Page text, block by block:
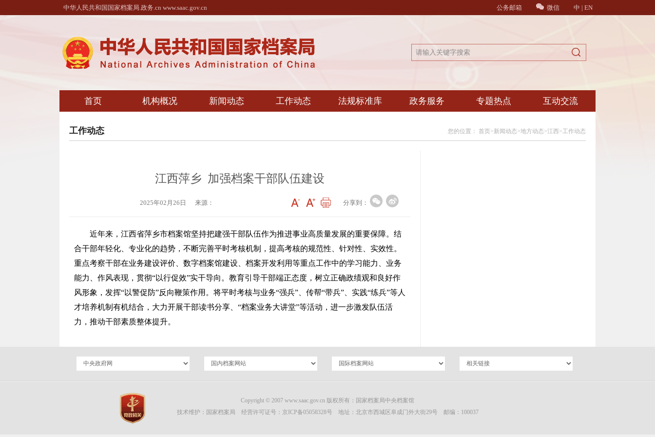
中华人民共和国国家档案局.政务.cn www.saac.gov.cn 公务邮箱 微信 中 | EN
首页 机构概况 新闻动态 工作动态 法规标准库 政务服务 专题热点 互动交流
您的位置： 首页>新闻动态>地方动态>江西>工作动态
工作动态
江西萍乡 加强档案干部队伍建设
2025年02月26日 来源： 分享到：
近年来，江西省萍乡市档案馆坚持把建强干部队伍作为推进事业高质量发展的重要保障。结
合干部年轻化、专业化的趋势，不断完善平时考核机制，提高考核的规范性、针对性、实效性。
重点考察干部在业务建设评价、数字档案馆建设、档案开发利用等重点工作中的学习能力、业务
能力、作风表现，贯彻“以行促效”实干导向。教育引导干部端正态度，树立正确政绩观和良好作
风形象，发挥“以警促防”反向鞭策作用。将平时考核与业务“强兵”、传帮“带兵”、实践“练兵”等人
才培养机制有机结合，大力开展干部读书分享、“档案业务大讲堂”等活动，进一步激发队伍活
力，推动干部素质整体提升。
Copyright © 2007 www.saac.gov.cn 版权所有：国家档案局中央档案馆
技术维护：国家档案局 经营许可证号： 京ICP备05058328号地址：北京市西城区阜成门外大街29号 邮编：100037